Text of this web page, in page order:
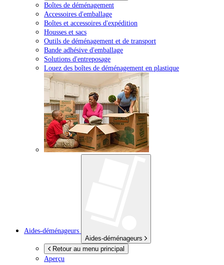
Boîtes de déménagement
Accessoires d'emballage
Boîtes et accessoires d'expédition
Housses et sacs
Outils de déménagement et de transport
Bande adhésive d'emballage
Solutions d'entreposage
Louez des boîtes de déménagement en plastique
Aides-déménageurs
Aides-déménageurs
Retour au menu principal
Aperçu